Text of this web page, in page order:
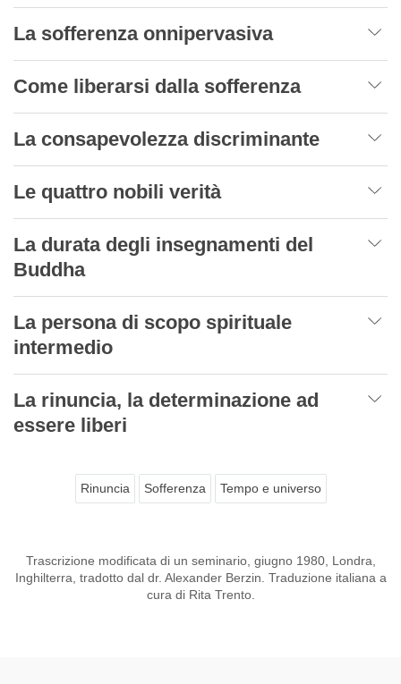
La sofferenza onnipervasiva
Come liberarsi dalla sofferenza
La consapevolezza discriminante
Le quattro nobili verità
La durata degli insegnamenti del
Buddha
La persona di scopo spirituale
intermedio
La rinuncia, la determinazione ad
essere liberi
Rinuncia Sofferenza Tempo e universo
Trascrizione modificata di un seminario, giugno 1980, Londra,
Inghilterra, tradotto dal dr. Alexander Berzin. Traduzione italiana a
cura di Rita Trento.